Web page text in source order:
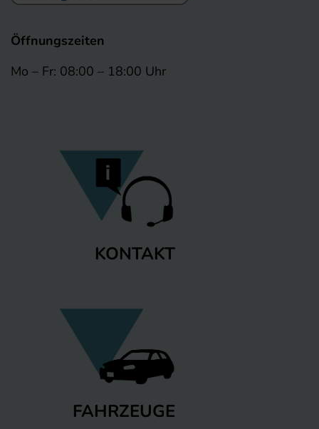
Öffnungszeiten
Mo – Fr: 08:00 – 18:00 Uhr
KONTAKT
FAHRZEUGE